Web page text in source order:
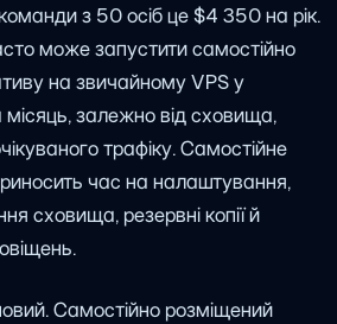
з 50 осіб це $4 350 на рік.
може запустити самостійно
на звичайному VPS у
місяць, залежно від сховища,
трафіку. Самостійне
час на налаштування,
сховища, резервні копії й
Самостійно розміщений